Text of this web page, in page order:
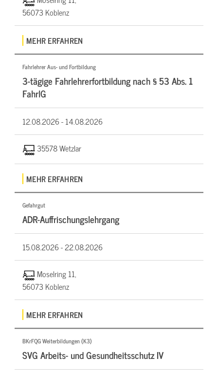
56073 Koblenz
MEHR ERFAHREN
Fahrlehrer Aus- und Fortbildung
3-tägige Fahrlehrerfortbildung nach § 53 Abs. 1
FahrlG
12.08.2026 -14.08.2026
35578 Wetzlar
MEHR ERFAHREN
Gefahrgut
ADR-Auffrischungslehrgang
15.08.2026 -22.08.2026
Moselring 11,
56073 Koblenz
MEHR ERFAHREN
BKrFQG Weiterbildungen (K3)
SVG Arbeits- und Gesundheitsschutz IV